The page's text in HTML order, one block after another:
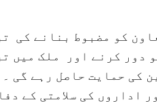
کو مضبوط بنانے کی
دور کرنے اور ملک میں
کی حمایت حاصل رہے گی
اداروں کی سلامتی کے